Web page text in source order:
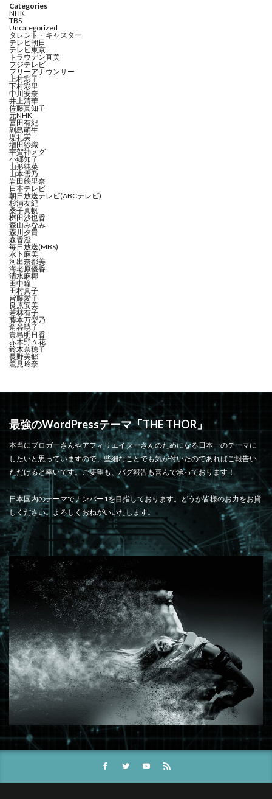
Categories
NHK
TBS
Uncategorized
タレント・キャスター
テレビ朝日
テレビ東京
トラウデン直美
フジテレビ
フリーアナウンサー
上村彩子
下村彩里
中川安奈
井上清華
佐藤真知子
元NHK
冨田有紀
副島萌生
堤礼実
増田紗織
宇賀神メグ
小郷知子
山形純菜
山本雪乃
岩田絵里奈
日本テレビ
朝日放送テレビ(ABCテレビ)
杉浦友紀
桑子真帆
桝田沙也香
森山みなみ
森川夕貴
森香澄
毎日放送(MBS)
水卜麻美
河出奈都美
海老原優香
清水麻椰
田中瞳
田村真子
皆藤愛子
良原安美
若林有子
藤本万梨乃
角谷暁子
貴島明日香
赤木野々花
鈴木奈穂子
長野美郷
鷲見玲奈
最強のWordPressテーマ「THE THOR」
本当にブロガーさんやアフィリエイターさんのためになる日本一のテーマに
したいと思っていますので、些細なことでも気が付いたのであればご報告い
ただけると幸いです。ご要望も、バグ報告も喜んで承っております！
日本国内のテーマでナンバー1を目指しております。どうか皆様のお力をお貸
しください。よろしくおねがいいたします。